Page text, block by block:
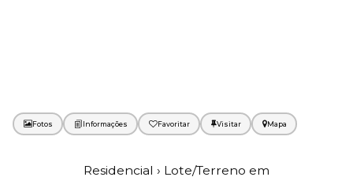
Fotos Favoritar Mapa
Residencial › Lote/Terreno em